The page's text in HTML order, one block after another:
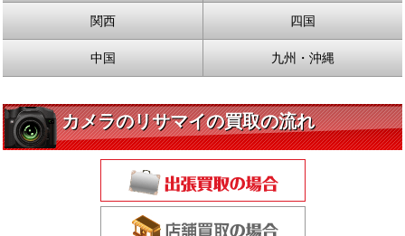
関西 四国
中国 九州・沖縄